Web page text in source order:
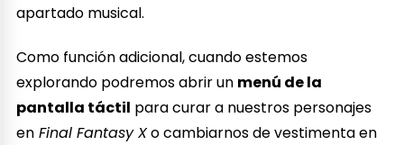
apartado musical.
Como función adicional, cuando estemos
explorando podremos abrir un menú de la
pantalla táctil para curar a nuestros personajes
en Final Fantasy Xo cambiarnos de vestimenta en